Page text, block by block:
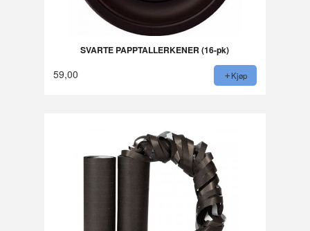
SVARTE PAPPTALLERKENER (16-pk)
59,00 Kjøp